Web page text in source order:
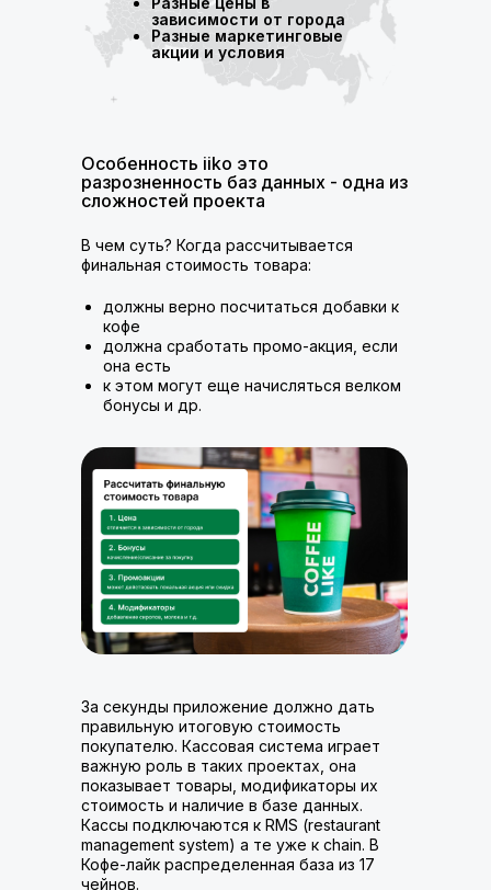
зависимости от города
Разные маркетинговые
акции и условия
В чем суть? Когда рассчитывается
финальная стоимость товара:
Особенность iiko это
разрозненность баз данных - одна из
сложностей проекта
должны верно посчитаться добавки к
кофе
должна сработать промо-акция, если
она есть
к этом могут еще начисляться велком
бонусы и др.
За секунды приложение должно дать
правильную итоговую стоимость
покупателю. Кассовая система играет
важную роль в таких проектах, она
показывает товары, модификаторы их
стоимость и наличие в базе данных.
Кассы подключаются к RMS (restaurant
management system) а те уже к chain. В
Кофе-лайк распределенная база из 17
чейнов.